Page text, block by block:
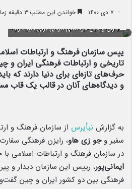
۷ دی ۱۴۰۰ خواندن این مطلب ۳ دقیقه زمان میبرد
ایران و چین حرف‌های تازه‌ای برای دنیا دارند
ییس سازمان فرهنگ و ارتباطات
تاریخی و ارتباطات فرهنگی ایران و
حرف‌های تازه‌ای برای دنیا دارند که
و دیدگاه‌های آنان در قالب یک قاب
به گزارش نبأپرس از سازمان فرهنگ و
سفیر وجو زی هاو، رایزن فرهنگی
در سازمان فرهنگ و ارتباطات اسلامی
ایمانی‌پور، رییس این سازمان دیدار و
فرهنگی بین دو کشور ایران و چین